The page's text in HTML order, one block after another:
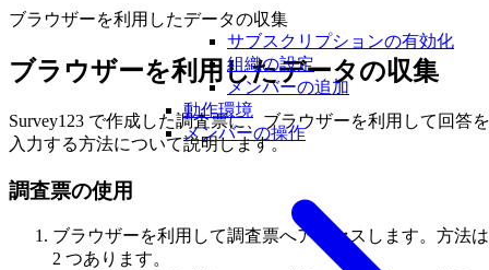
サブスクリプションの有効化
組織の設定
メンバーの追加
動作環境
メンバーの操作
ブラウザーを利用したデータの収集
ブラウザーを利用したデータの収集
Survey123 で作成した調査票に、ブラウザーを利用して回答を
入力する方法について説明します。
調査票の使用
ブラウザーを利用して調査票へアクセスします。方法は
2 つあります。